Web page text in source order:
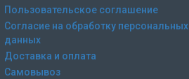
Пользовательское соглашение
Согласие на обработку персональных
данных
Доставка и оплата
Самовывоз